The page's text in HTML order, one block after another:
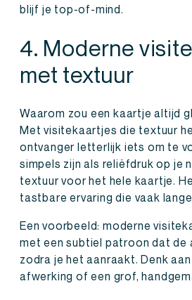
blijf je top-of-mind.
4. Moderne
met textuur
Waarom zou een kaartje altijd
Met visitekaartjes die textuur
ontvanger letterlijk iets om te
simpels zijn als reliëfdruk op je
textuur voor het hele kaartje.
tastbare ervaring die vaak
Een voorbeeld: moderne
met een subtiel patroon dat de
zodra je het aanraakt. Denk
afwerking of een grof,